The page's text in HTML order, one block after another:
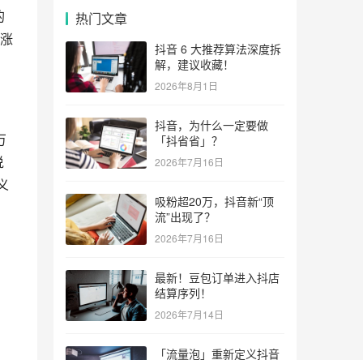
热门文章
抖音 6 大推荐算法深度拆
解，建议收藏！
2026年8月1日
抖音，为什么一定要做
「抖省省」？
2026年7月16日
吸粉超20万，抖音新“顶
流”出现了？
2026年7月16日
最新！豆包订单进入抖店
结算序列！
2026年7月14日
「流量泡」重新定义抖音